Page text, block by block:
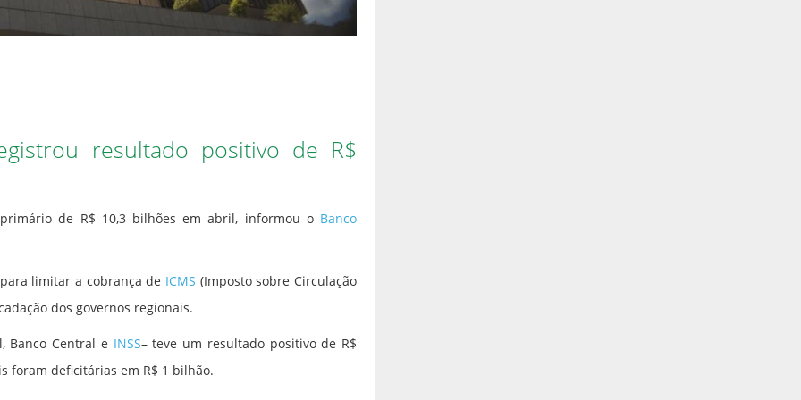
resultado positivo de R$
de R$ 10,3 bilhões em abril, informou o Banco
limitar a cobrança de ICMS (Imposto sobre Circulação
dos governos regionais.
Banco Central e INSS– teve um resultado positivo de R$
foram deficitárias em R$ 1 bilhão.